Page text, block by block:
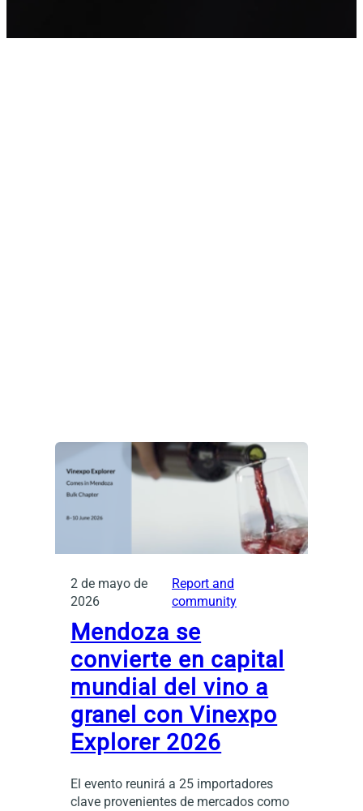
2 de mayo de
2026
Report and
community
Mendoza se
convierte en capital
mundial del vino a
granel con Vinexpo
Explorer 2026
El evento reunirá a 25 importadores
clave provenientes de mercados como